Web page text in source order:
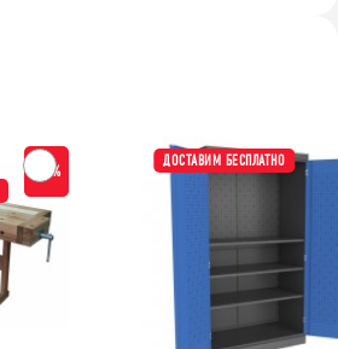
-15%
ДОСТАВИМ БЕСПЛАТНО